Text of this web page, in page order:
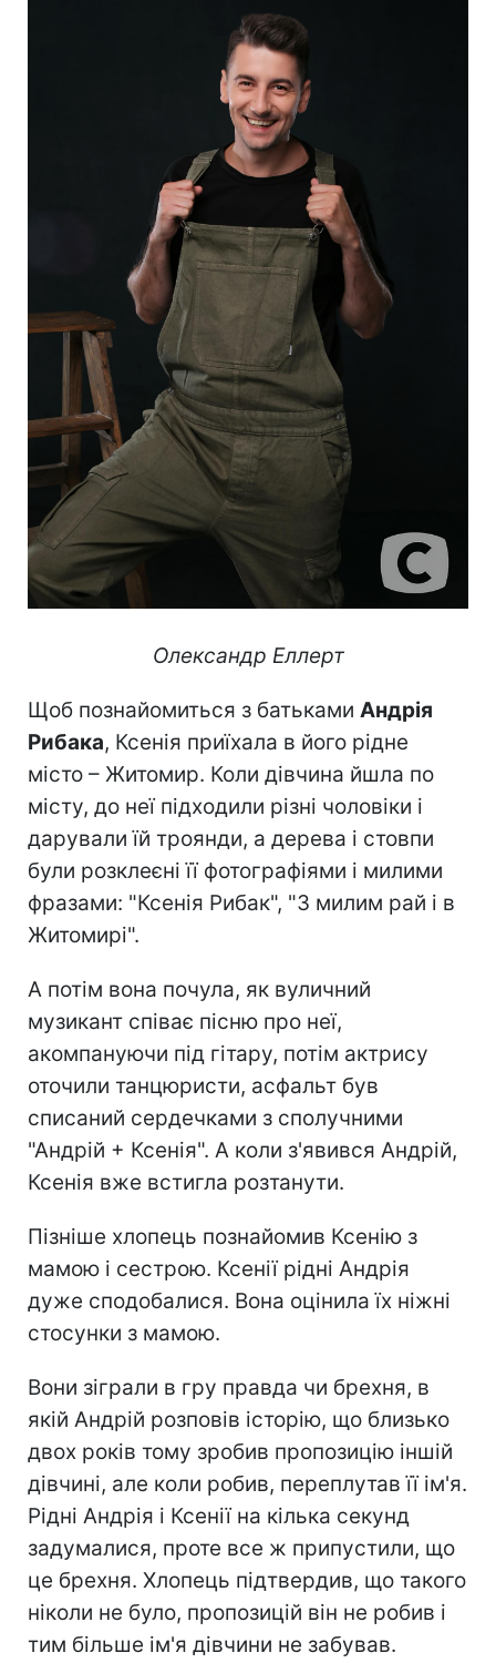
Олександр Еллерт
Щоб познайомиться з батьками Андрія
Рибака, Ксенія приїхала в його рідне
місто – Житомир. Коли дівчина йшла по
місту, до неї підходили різні чоловіки і
дарували їй троянди, а дерева і стовпи
були розклеєні її фотографіями і милими
фразами: "Ксенія Рибак", "З милим рай і в
Житомирі".
А потім вона почула, як вуличний
музикант співає пісню про неї,
акомпануючи під гітару, потім актрису
оточили танцюристи, асфальт був
списаний сердечками з сполучними
"Андрій + Ксенія". А коли з'явився Андрій,
Ксенія вже встигла розтанути.
Пізніше хлопець познайомив Ксенію з
мамою і сестрою. Ксенії рідні Андрія
дуже сподобалися. Вона оцінила їх ніжні
стосунки з мамою.
Вони зіграли в гру правда чи брехня, в
якій Андрій розповів історію, що близько
двох років тому зробив пропозицію іншій
дівчині, але коли робив, переплутав її ім'я.
Рідні Андрія і Ксенії на кілька секунд
задумалися, проте все ж припустили, що
це брехня. Хлопець підтвердив, що такого
ніколи не було, пропозицій він не робив і
тим більше ім'я дівчини не забував.